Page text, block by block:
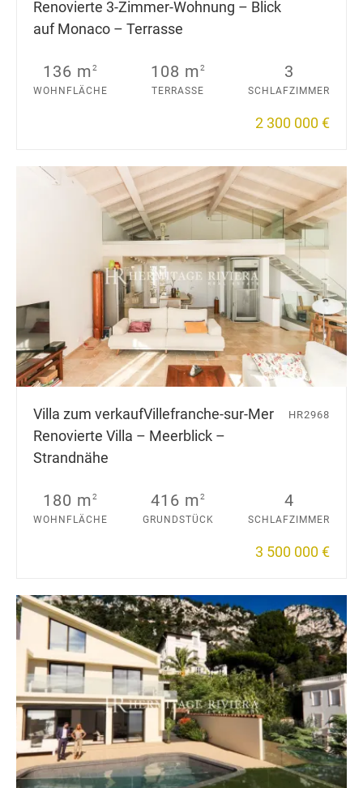
Renovierte 3-Zimmer-Wohnung – Blick
auf Monaco – Terrasse
136 m2
WOHNFLÄCHE
108 m2
TERRASSE
3
SCHLAFZIMMER
2 300 000 €
Villa zum verkaufVillefranche-sur-Mer
Renovierte Villa – Meerblick –
Strandnähe
HR2968
180 m2
WOHNFLÄCHE
416 m2
GRUNDSTÜCK
4
SCHLAFZIMMER
3 500 000 €